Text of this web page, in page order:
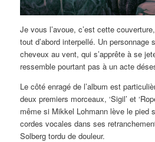
Je vous l’avoue, c’est cette
tout d’abord interpellé. Un personnage
cheveux au vent, qui s’apprête à se
ressemble pourtant pas à un acte
Le côté enragé de l’album est
deux premiers morceaux, ‘Sigil’ et
même si Mikkel Lohmann lève le pied
cordes vocales dans ses
Solberg tordu de douleur.